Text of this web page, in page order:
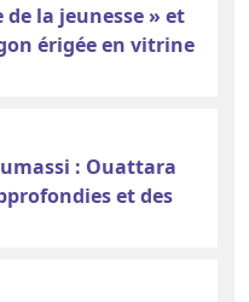
la jeunesse » et
érigée en vitrine
: Ouattara
et des